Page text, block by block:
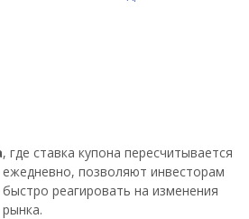
, где ставка купона пересчитывается
ежедневно, позволяют инвесторам
быстро реагировать на изменения
рынка.